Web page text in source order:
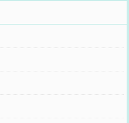
话请不要忘记向您QQ群和微博